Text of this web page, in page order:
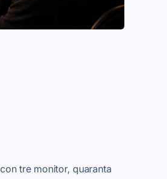
tre monitor, quaranta